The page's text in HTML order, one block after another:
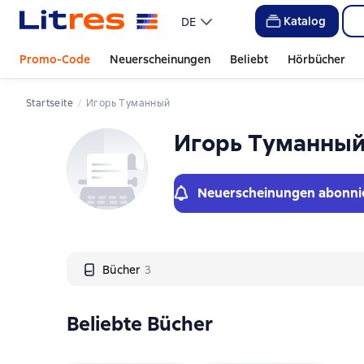
DE Katalog
Promo-Code Neuerscheinungen Beliebt Hörbücher
Startseite Игорь Туманный
Игорь Туманный
Neuerscheinungen
Bücher 3
Слайдер с книгами
Beliebte Bücher
Слайдер с книгами